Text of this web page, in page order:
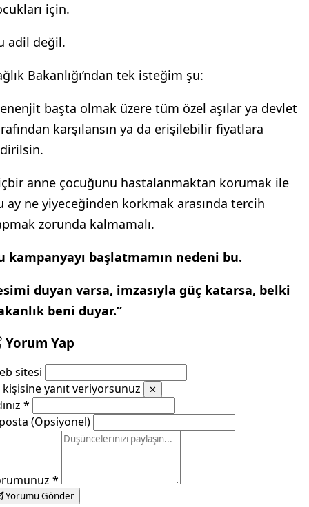
için.
adil değil.
Bakanlığı’ndan tek isteğim şu:
başta olmak üzere tüm özel aşılar ya devlet
karşılansın ya da erişilebilir fiyatlara
anne çocuğunu hastalanmaktan korumak ile
ay ne yiyeceğinden korkmak arasında tercih
zorunda kalmamalı.
kampanyayı başlatmamın nedeni bu.
duyan varsa, imzasıyla güç katarsa, belki
beni duyar.”
Yorum Yap
sitesi
kişisine yanıt veriyorsunuz
✕
*
(Opsiyonel)
*
Yorumu Gönder